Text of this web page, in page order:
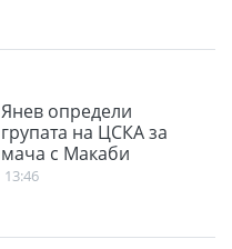
Янев определи
групата на ЦСКА за
мача с Макаби
13:46